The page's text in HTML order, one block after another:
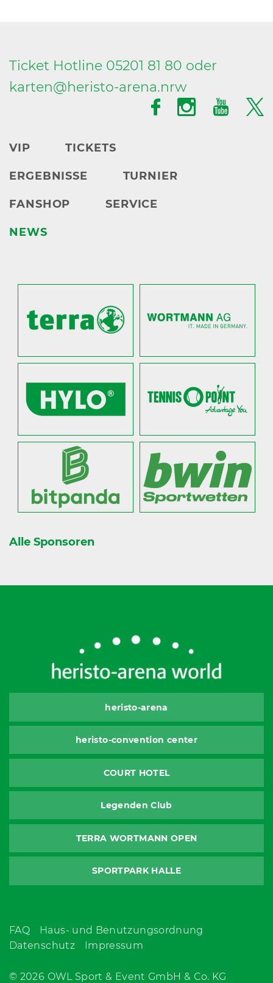
Ticket Hotline 05201 81 80 oder
karten@heristo-arena.nrw
VIP TICKETS
ERGEBNISSE TURNIER
FANSHOP SERVICE
NEWS
Alle Sponsoren
heristo-arena
heristo-convention center
COURT HOTEL
Legenden Club
TERRA WORTMANN OPEN
SPORTPARK HALLE
FAQ
Haus- und Benutzungsordnung
Datenschutz
Impressum
© 2026 OWL Sport & Event GmbH & Co. KG